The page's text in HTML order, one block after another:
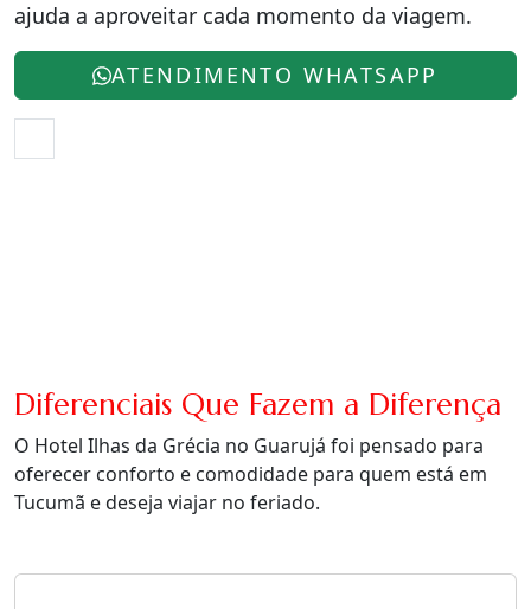
ajuda a aproveitar cada momento da viagem.
ATENDIMENTO WHATSAPP
Diferenciais Que Fazem a Diferença
O Hotel Ilhas da Grécia no Guarujá foi pensado para
oferecer conforto e comodidade para quem está em
Tucumã e deseja viajar no feriado.